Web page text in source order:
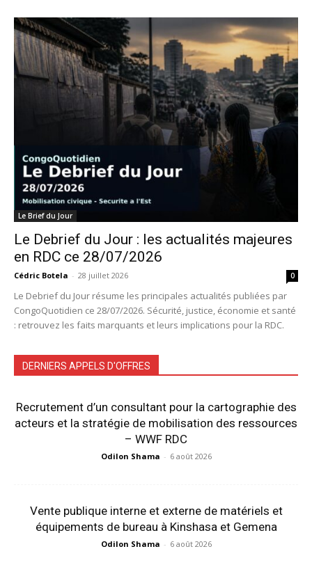
Le Brief du Jour
Le Debrief du Jour : les actualités majeures
en RDC ce 28/07/2026
Cédric Botela - 28 juillet 2026 0
Le Debrief du Jour résume les principales actualités publiées par
CongoQuotidien ce 28/07/2026. Sécurité, justice, économie et santé
: retrouvez les faits marquants et leurs implications pour la RDC.
DERNIERS APPELS D'OFFRES
Recrutement d’un consultant pour la cartographie des
acteurs et la stratégie de mobilisation des ressources
– WWF RDC
Odilon Shama - 6 août 2026
Vente publique interne et externe de matériels et
équipements de bureau à Kinshasa et Gemena
Odilon Shama - 6 août 2026